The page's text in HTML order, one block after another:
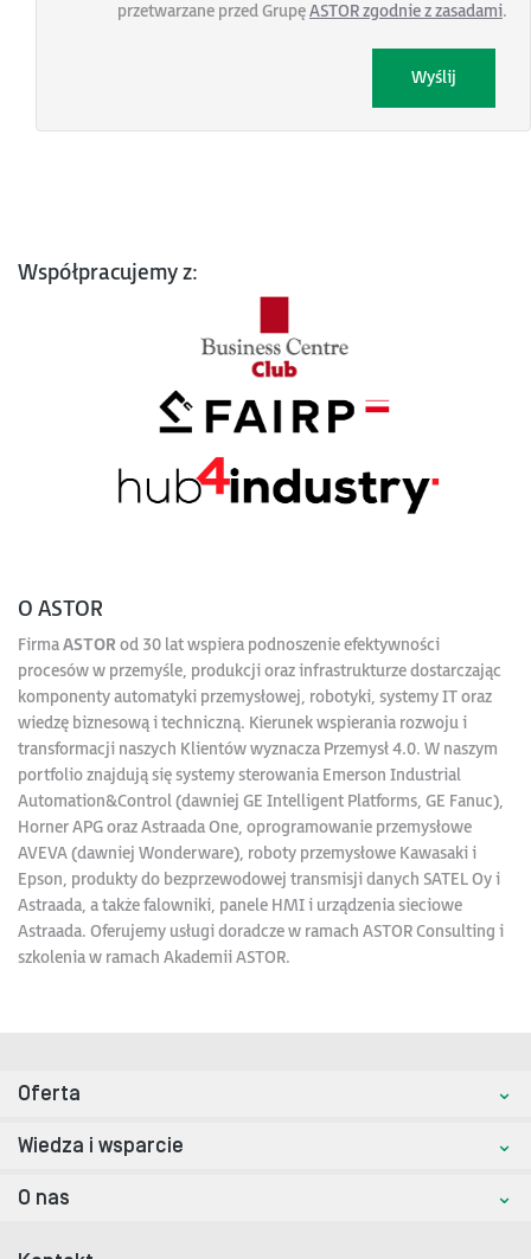
przetwarzane przed GrupęASTOR zgodnie z zasadami.
Współpracujemy z:
O ASTOR
FirmaASTOR od 30 lat wspiera podnoszenie efektywności
procesów w przemyśle, produkcji oraz infrastrukturze dostarczając
komponenty automatyki przemysłowej, robotyki, systemy IT oraz
wiedzę biznesową i techniczną. Kierunek wspierania rozwoju i
transformacji naszych Klientów wyznacza Przemysł 4.0. W naszym
portfolio znajdują się systemy sterowania Emerson Industrial
Automation&Control (dawniej GE Intelligent Platforms, GE Fanuc),
Horner APG oraz Astraada One, oprogramowanie przemysłowe
AVEVA (dawniej Wonderware), roboty przemysłowe Kawasaki i
Epson, produkty do bezprzewodowej transmisji danych SATEL Oy i
Astraada, a także falowniki, panele HMI i urządzenia sieciowe
Astraada. Oferujemy usługi doradcze w ramach ASTOR Consulting i
szkolenia w ramach Akademii ASTOR.
Oferta
Wiedza i wsparcie
O nas